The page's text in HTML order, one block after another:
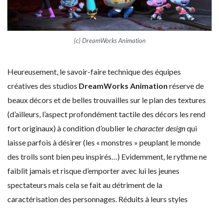
(c) DreamWorks Animation
Heureusement, le savoir-faire technique des équipes
créatives des studios DreamWorks Animation réserve de
beaux décors et de belles trouvailles sur le plan des textures
(d’ailleurs, l’aspect profondément tactile des décors les rend
fort originaux) à condition d’oublier lecharacter designqui
laisse parfois à désirer (les « monstres » peuplant le monde
des trolls sont bien peu inspirés…) Evidemment, le rythme ne
faiblit jamais et risque d’emporter avec lui les jeunes
spectateurs mais cela se fait au détriment de la
caractérisation des personnages. Réduits à leurs styles